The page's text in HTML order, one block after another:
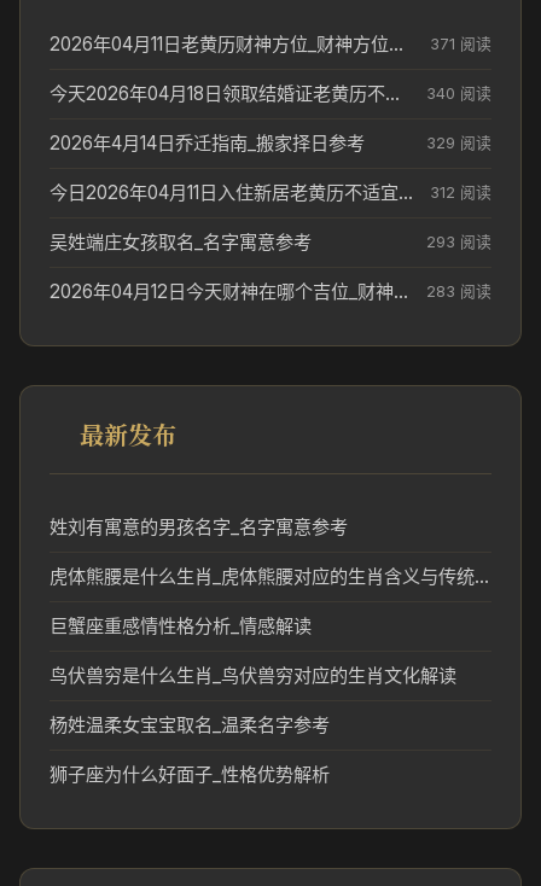
2026年04月11日老黄历财神方位_财神方位与供奉讲究 371 阅读
今天2026年04月18日领取结婚证老黄历不适合吗_领证日期参考 340 阅读
2026年4月14日乔迁指南_搬家择日参考 329 阅读
今日2026年04月11日入住新居老黄历不适宜吗_搬家择日参考 312 阅读
吴姓端庄女孩取名_名字寓意参考 293 阅读
2026年04月12日今天财神在哪个吉位_财神方位参考 283 阅读
最新发布
姓刘有寓意的男孩名字_名字寓意参考
虎体熊腰是什么生肖_虎体熊腰对应的生肖含义与传统解读
巨蟹座重感情性格分析_情感解读
鸟伏兽穷是什么生肖_鸟伏兽穷对应的生肖文化解读
杨姓温柔女宝宝取名_温柔名字参考
狮子座为什么好面子_性格优势解析